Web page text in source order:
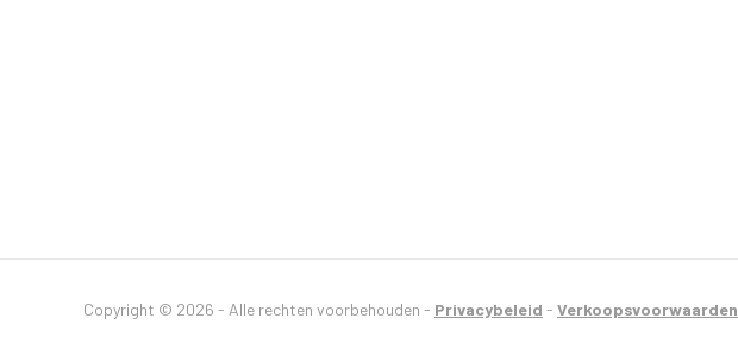
Copyright © 2026 - Alle rechten voorbehouden - Privacybeleid - Verkoopsvoorwaarden